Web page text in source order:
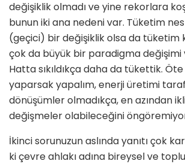
değişiklik olmadı ve yine rekorlara
bunun iki ana nedeni var. Tüketim
(geçici) bir değişiklik olsa da tü­ketim
çok da büyük bir paradigma değişimi
Hatta sıkıldıkça daha da tükettik.
yaparsak yapalım, enerji üretimi
dönüşümler olmadık­ça, en azından
de­ğişmeler olabileceğini
İkinci sorunuzun aslında yanıtı çok
ki çevre ahlakı adına bireysel ve